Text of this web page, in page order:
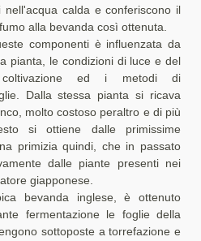
nell'acqua calda e conferiscono il
alla bevanda così ottenuta.
componenti è influenzata da
pianta, le condizioni di luce e del
ed i metodi di
Dalla stessa pianta si ricava
molto costoso peraltro e di più
si ottiene dalle primissime
primizia quindi, che in passato
dalle piante presenti nei
giapponese.
bevanda inglese, è ottenuto
fermentazione le foglie della
sottoposte a torrefazione e